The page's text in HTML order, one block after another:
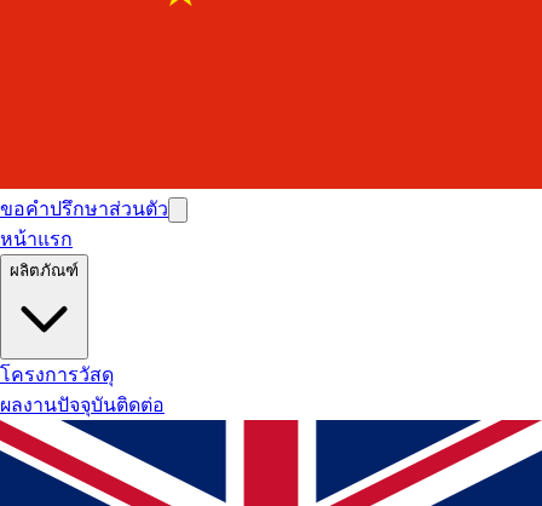
ขอคำปรึกษาส่วนตัว
หน้าแรก
ผลิตภัณฑ์
โครงการวัสดุ
ผลงานปัจจุบันติดต่อ